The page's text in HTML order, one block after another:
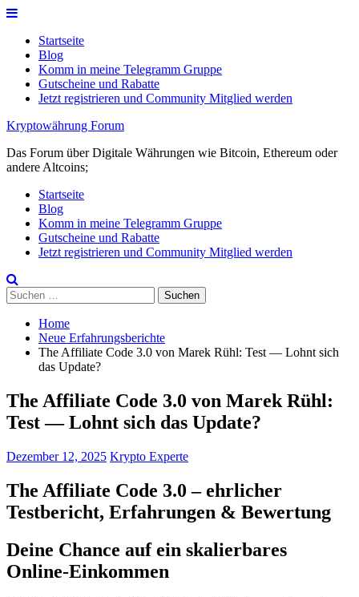
Skip
contentStartseite
Blog
Komm in meine Telegramm Gruppe
Gutscheine und Rabatte
Jetzt registrieren und Community Mitglied werden
Kryptowährung Forum
Das Forum über Digitale Währungen wie Bitcoin, Ethereum oder
andere Altcoins;
Startseite
Blog
Komm in meine Telegramm Gruppe
Gutscheine und Rabatte
Jetzt registrieren und Community Mitglied werden
Suchen
nach:
Home
Neue Erfahrungsberichte
The Affiliate Code 3.0 von Marek Rühl: Test — Lohnt sich
das Update?
The Affiliate Code 3.0 von Marek Rühl:
Test — Lohnt sich das Update?
Dezember 12, 2025 Krypto Experte
The Affiliate Code 3.0 – ehrlicher
Testbericht, Erfahrungen & Bewertung
Deine Chance auf ein skalierbares
Online-Einkommen